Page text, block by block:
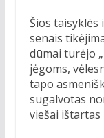
Šios
senais
dūmai turėjo
jėgoms,
tapo
sugalvotas
viešai ištartas